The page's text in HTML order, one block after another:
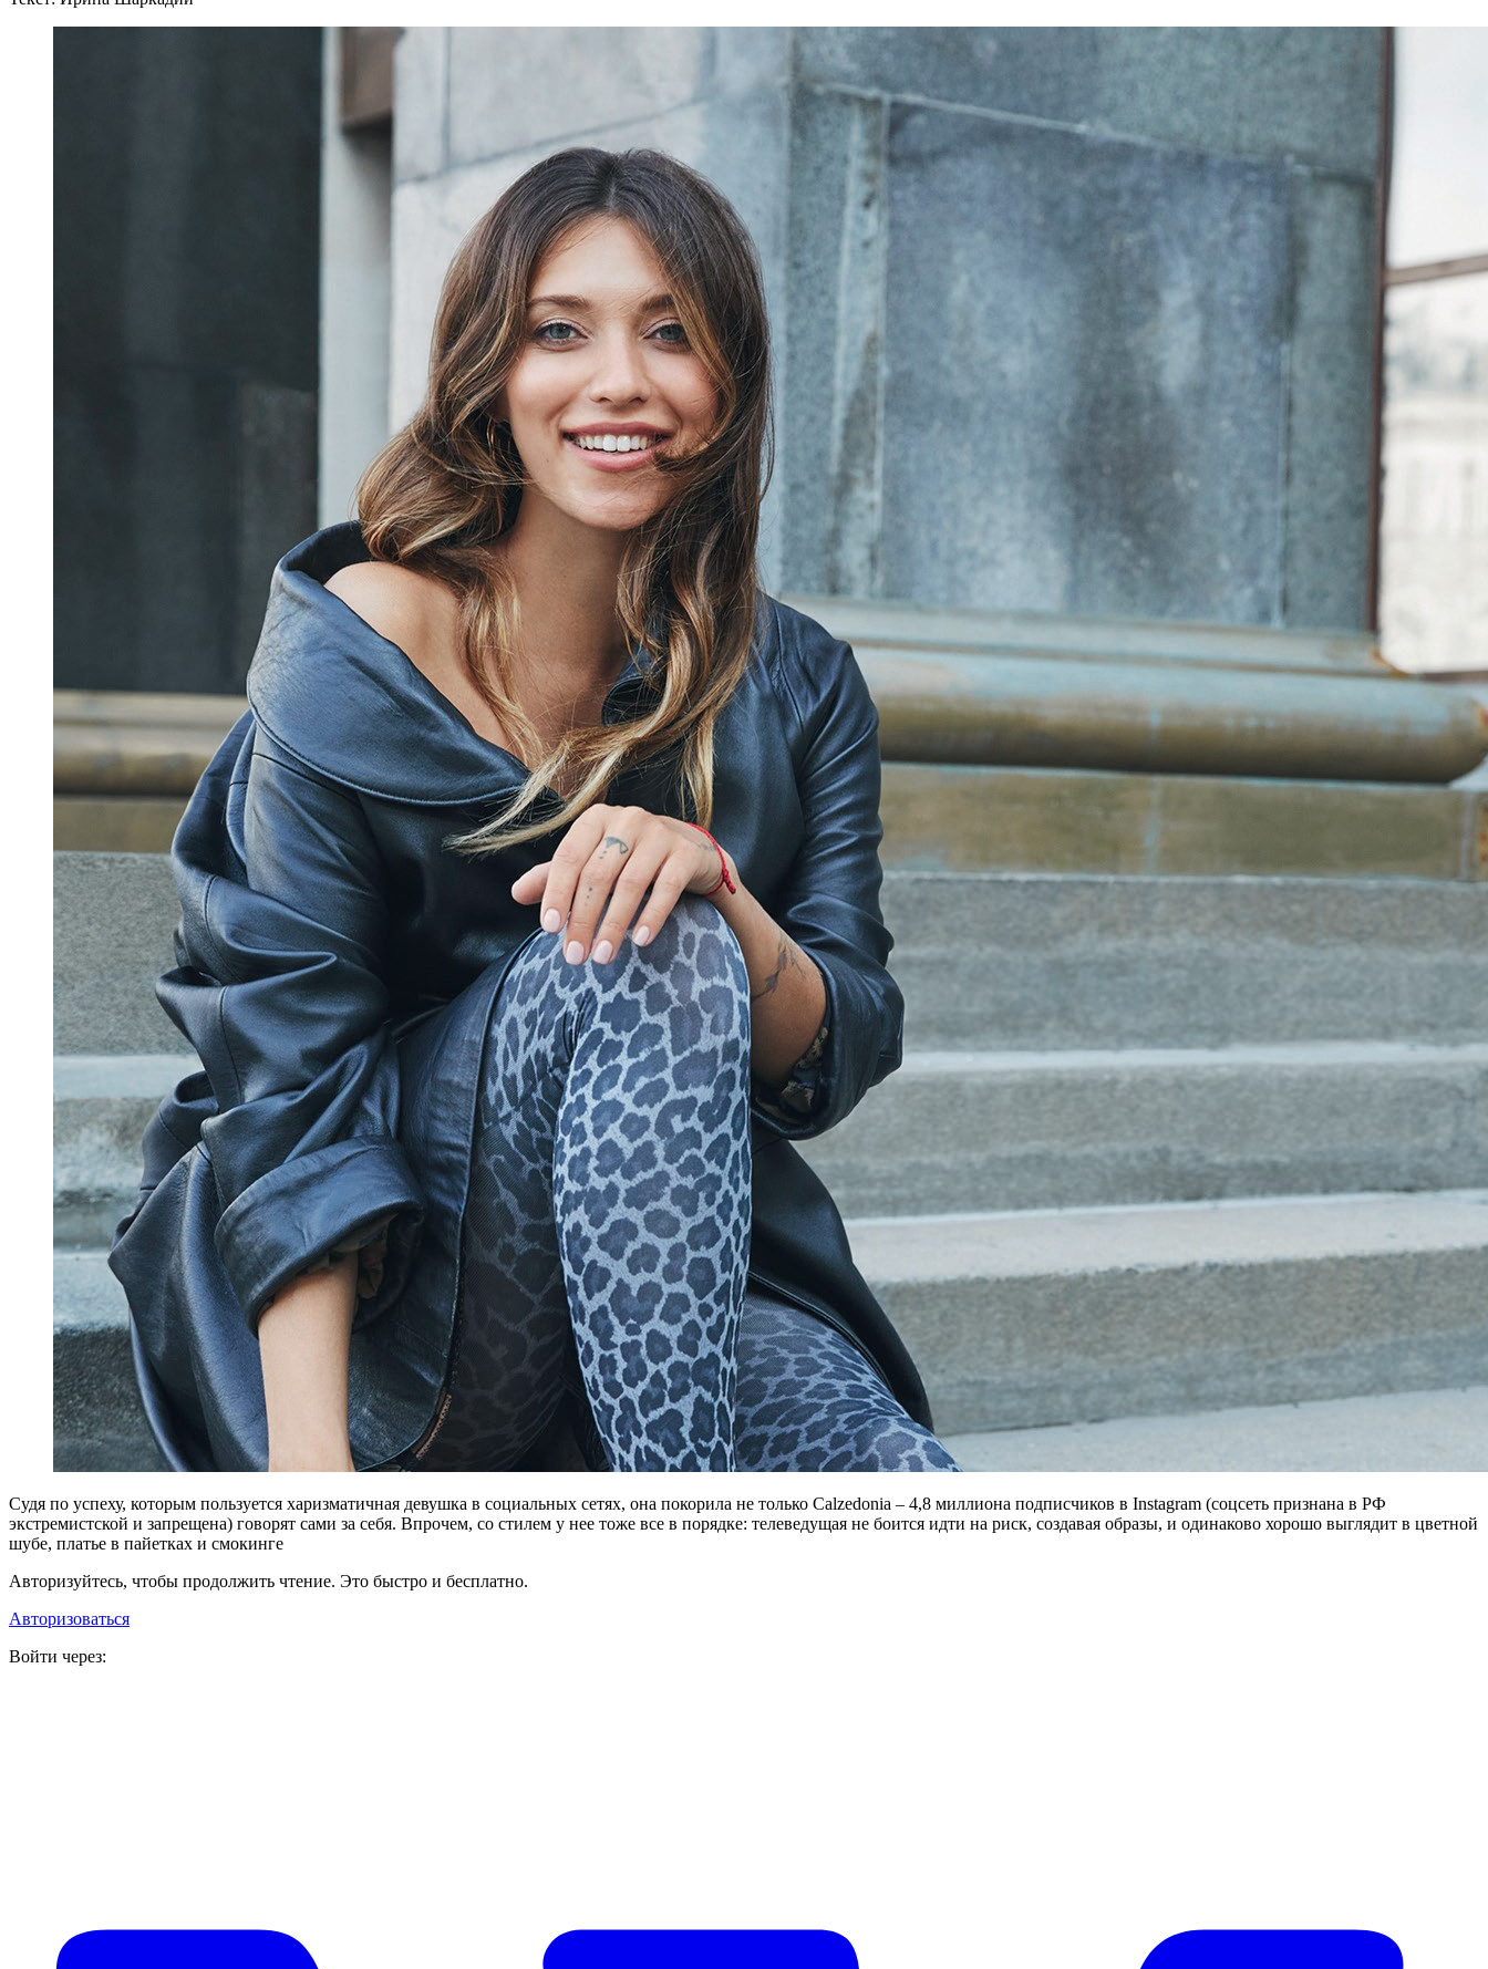
Судя по успеху, которым пользуется харизматичная девушка в социальных сетях, она покорила не только Calzedonia – 4,8 миллиона подписчиков в Instagram (соцсеть признана в РФ
экстремистской и запрещена) говорят сами за себя. Впрочем, со стилем у нее тоже все в порядке: телеведущая не боится идти на риск, создавая образы, и одинаково хорошо выглядит в цветной
шубе, платье в пайетках и смокинге
Авторизуйтесь, чтобы продолжить чтение. Это быстро и бесплатно.
Авторизоваться
Войти через: